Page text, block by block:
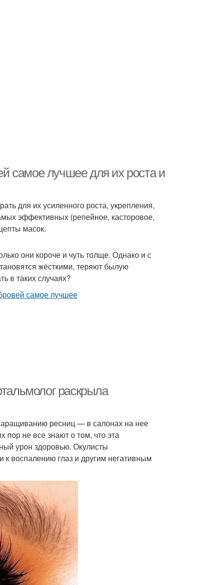
самое лучшее для их роста и
для их усиленного роста, укрепления,
эффективных (репейное, касторовое,
масок.
они короче и чуть толще. Однако и с
жёсткими, теряют былую
в таких случаях?
раскрыла
ресниц — в салонах на нее
пор не все знают о том, что эта
урон здоровью. Окулисты
воспалению глаз и другим негативным